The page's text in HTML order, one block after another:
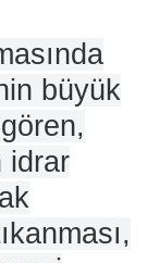
büyük
idrar